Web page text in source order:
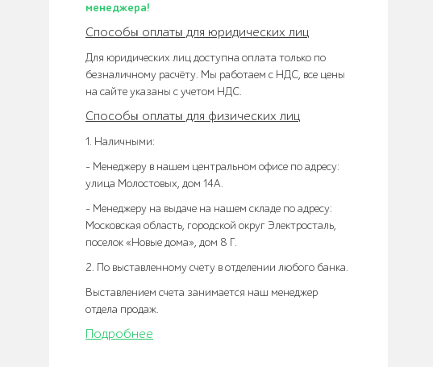
менеджера!
Способы оплаты для юридических лиц
Для юридических лиц доступна оплата только по
безналичному расчёту. Мы работаем с НДС, все цены
на сайте указаны с учетом НДС.
Способы оплаты для физических лиц
1. Наличными:
- Менеджеру в нашем центральном офисе по адресу:
улица Молостовых, дом 14А.
- Менеджеру на выдаче на нашем складе по адресу:
Московская область, городской округ Электросталь,
поселок «Новые дома», дом 8 Г.
2. По выставленному счету в отделении любого банка.
Выставлением счета занимается наш менеджер
отдела продаж.
Подробнее